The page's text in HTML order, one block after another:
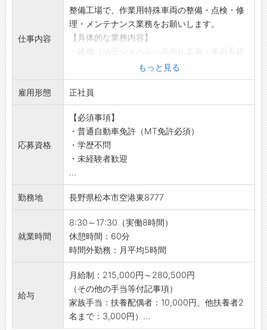
♪
／
日々の仕事へ取り組む姿勢や実績などの頑張り
備士として大きく成長できる環境です♪
私たちと一緒に働き、整備士のプロを目指しま
＼
仕事内容
整備工場で、作業用特殊車両の整備・点検・修
理・メンテナンス業務をお願いします。
【具体的な業務内容】
機・転圧機）のメンテナンス
・車両（トラック・ダンプ・バン・移動式クレ
ーン車）のメンテナンス
・コンプレッサー等のメンテナンス
・月次・年次点検及び法定点検、特定自主検査
・返却されたクローラ式建機の洗浄
※入社後はシンプルな構造の機械をご担当いた
だき、経験に応じて取り扱う商材を広げていた
だきます！
【作業場所について】
・工場が主になります。
もあります。
・建機等の保管場所は屋外の場合もあるため、
屋外で作業していただくこともあります。
【入庫イメージ】
・取引先からの入庫は全体の8割です。
・その内、作業用車両が8割：建機が2割のイメ
ージです。
もっと見る
雇用形態 正社員
応募資格
【必須事項】
・普通自動車免許（MT免許必須）
・学歴不問
・未経験者歓迎
...
勤務地 長野県松本市空港東8777
就業時間
8:30～17:30（実働8時間）
休憩時間：60分
時間外勤務：月平均5時間
給与
月給制：215,000円～280,500円
（その他の手当等付記事項）
家族手当：扶養配偶者：10,000円、他扶養者2
名まで：3,000円）...